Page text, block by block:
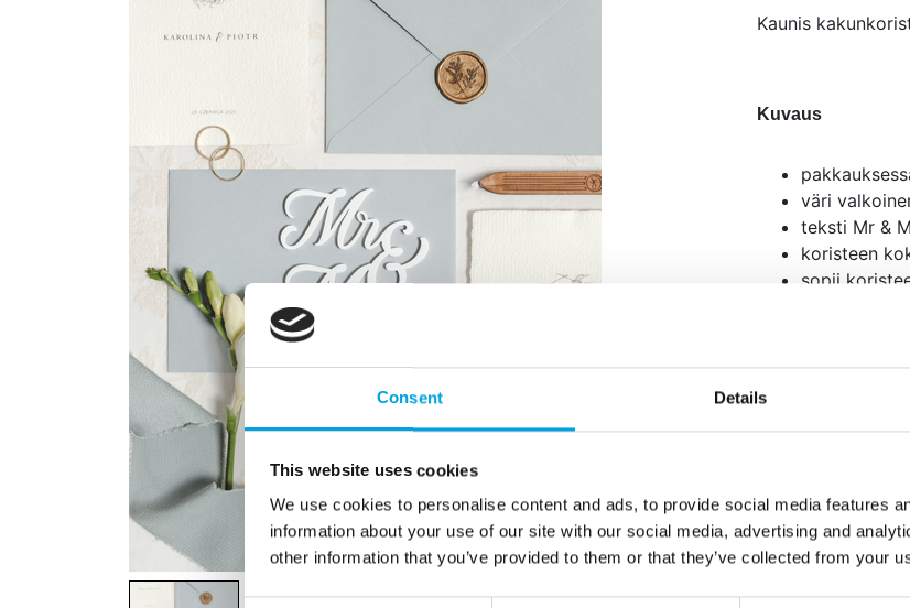
Consent Details
This website uses cookies
We use cookies to personalise content and ads, to provide social media features
information about your use of our site with our social media, advertising and
other information that you’ve provided to them or that they’ve collected from your
Kaunis
Kuvaus
väri
teksti Mr &
koristeen
sopii